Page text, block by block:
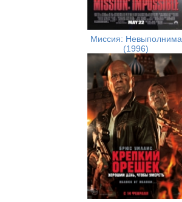
Миссия: Невыполнима
(1996)